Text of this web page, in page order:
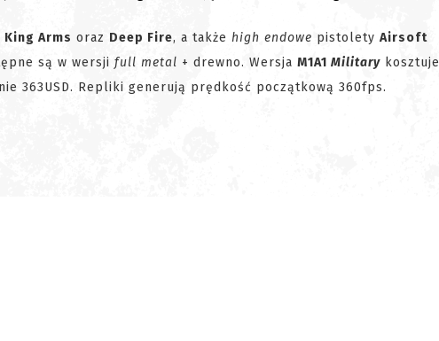
King Arms oraz Deep Fire, a także high endowe pistolety Airsoft
są w wersji full metal + drewno. Wersja M1A1 Military kosztuje
363USD. Repliki generują prędkość początkową 360fps.